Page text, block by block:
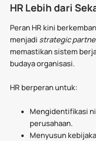
HR Lebih dari
Peran HR kini
menjadi strategic
memastikan sistem
budaya organisasi.
HR berperan untuk:
Mengidentifikasi
perusahaan.
Menyusun